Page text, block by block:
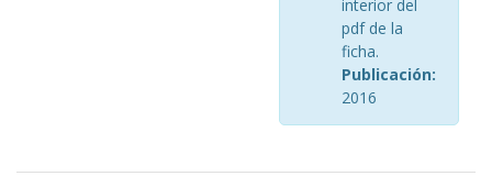
interior del
pdf de la
ficha.
Publicación:
2016